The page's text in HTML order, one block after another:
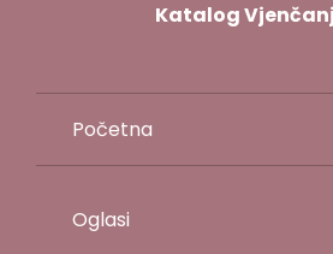
Katalog
Početna
Oglasi